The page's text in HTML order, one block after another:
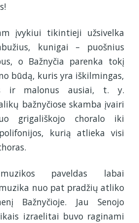
įvykiui tikintieji užsivelka
kunigai – puošnius
o Bažnyčia parenka tokį
būdą, kuris yra iškilmingas,
ir malonus ausiai, t. y.
bažnyčiose skamba įvairi
grigališkojo choralo iki
kurią atlieka visi
paveldas labai
nuo pat pradžių atliko
Bažnyčioje. Jau Senojo
izraelitai buvo raginami